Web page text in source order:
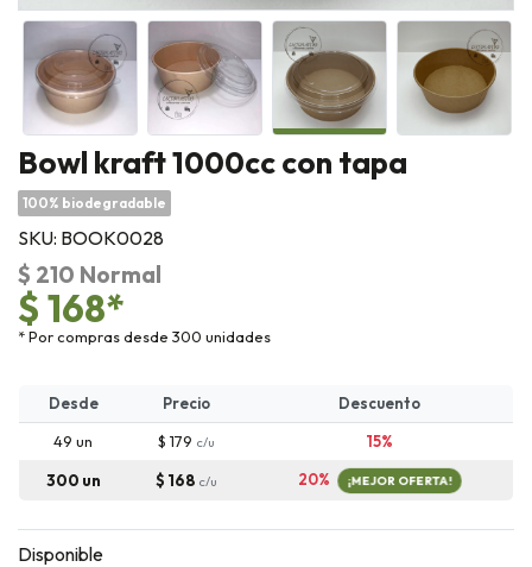
Bowl kraft 1000cc con tapa
100% biodegradable
SKU: BOOK0028
$ 210 Normal
$ 168*
* Por compras desde 300 unidades
Desde Precio
Descuento
49 un
$ 179 c/u 15%
300 un $ 168 c/u 20% ¡MEJOR OFERTA!
Disponible